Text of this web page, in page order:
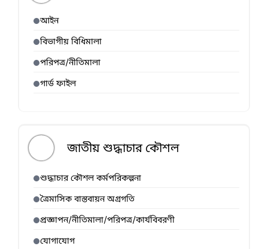
আইন
বিভাগীয় বিধিমালা
পরিপত্র/নীতিমালা
গার্ড ফাইল
জাতীয় শুদ্ধাচার কৌশল
শুদ্ধাচার কৌশল কর্মপরিকল্পনা
ত্রৈমাসিক বাস্তবায়ন অগ্রগতি
প্রজ্ঞাপন/নীতিমালা/পরিপত্র/কার্যবিবরণী
যোগাযোগ